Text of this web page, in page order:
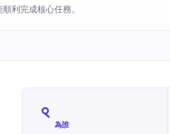
順利完成核心任務。
為誰